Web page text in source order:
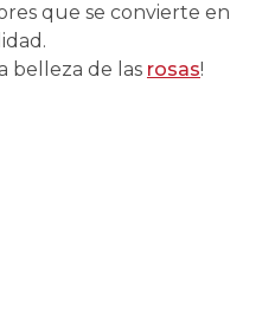
que se convierte en
belleza de las rosas!